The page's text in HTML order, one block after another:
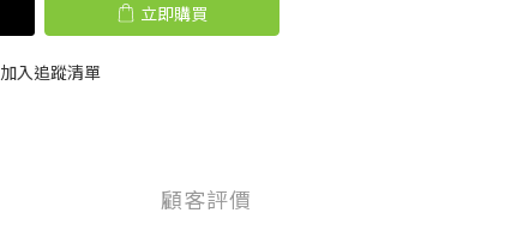
立即購買
加入追蹤清單
顧客評價